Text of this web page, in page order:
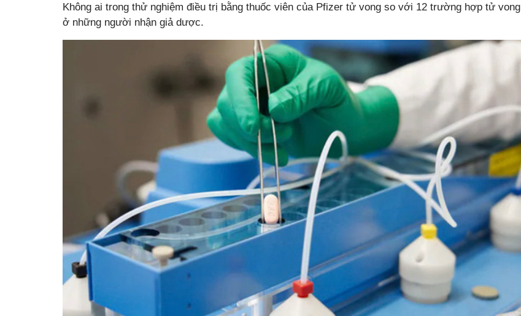
Không ai trong thử nghiệm điều trị bằng thuốc viên của Pfizer tử vong so với 12 trường hợp tử vong
ở những người nhận giả dược.